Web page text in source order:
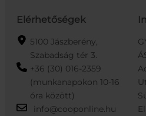
Elérhetőségek
5100 Jászberény,
Szabadság tér 3.
+36 (30) 016-2359
(munkanapokon 10-16
óra között)
info@cooponline.hu